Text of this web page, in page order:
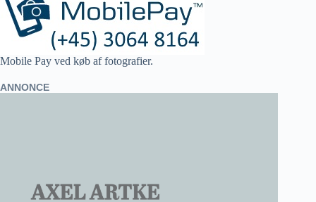
Mobile Pay ved køb af fotografier.
ANNONCE